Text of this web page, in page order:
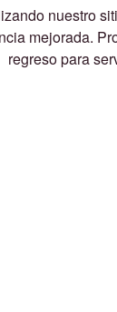
nuestro
mejorada.
regreso para